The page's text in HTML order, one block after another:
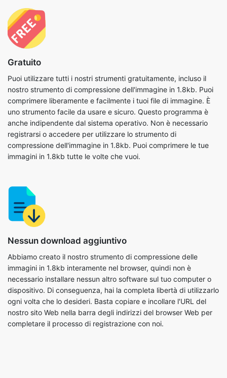
Gratuito
Puoi utilizzare tutti i nostri strumenti gratuitamente, incluso il
nostro strumento di compressione dell'immagine in 1.8kb. Puoi
comprimere liberamente e facilmente i tuoi file di immagine. È
anche indipendente dal sistema operativo. Non è necessario
registrarsi o accedere per utilizzare lo strumento di
compressione dell'immagine in 1.8kb. Puoi comprimere le tue
immagini in 1.8kb tutte le volte che vuoi.
Nessun download aggiuntivo
Abbiamo creato il nostro strumento di compressione delle
immagini in 1.8kb interamente nel browser, quindi non è
necessario installare nessun altro software sul tuo computer o
ogni volta che lo desideri. Basta copiare e incollare l'URL del
nostro sito Web nella barra degli indirizzi del browser Web per
completare il processo di registrazione con noi.